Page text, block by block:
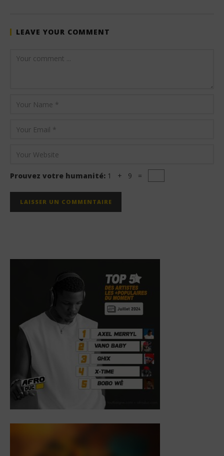
LEAVE YOUR COMMENT
Prouvez votre humanité: 1 + 9 =